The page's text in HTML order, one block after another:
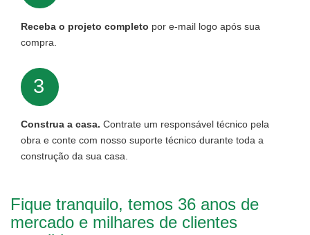
Receba o projeto completo por e-mail logo após sua
compra.
3
Construa a casa. Contrate um responsável técnico pela
obra e conte com nosso suporte técnico durante toda a
construção da sua casa.
Fique tranquilo, temos 36 anos de
mercado e milhares de clientes